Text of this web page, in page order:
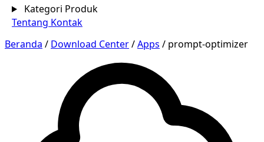
Kategori Produk
Tentang Kontak
Beranda / Download Center/Apps / prompt-optimizer